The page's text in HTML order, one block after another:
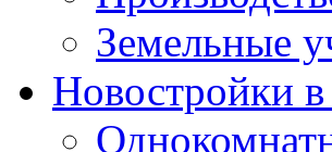
Земельные
Новостройки